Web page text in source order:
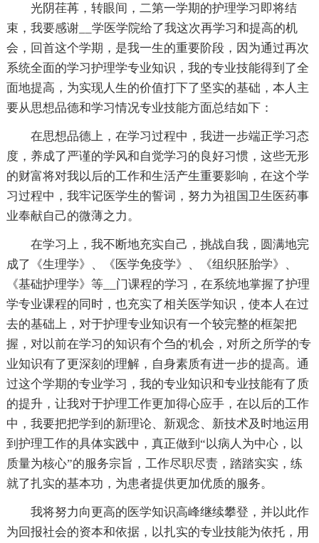
光阴荏苒，转眼间，二第一学期的护理学习即将结
束，我要感谢__学医学院给了我这次再学习和提高的机
会，回首这个学期，是我一生的重要阶段，因为通过再次
系统全面的学习护理学专业知识，我的专业技能得到了全
面地提高，为实现人生的价值打下了坚实的基础，本人主
要从思想品德和学习情况专业技能方面总结如下：
在思想品德上，在学习过程中，我进一步端正学习态
度，养成了严谨的学风和自觉学习的良好习惯，这些无形
的财富将对我以后的工作和生活产生重要影响，在这个学
习过程中，我牢记医学生的誓词，努力为祖国卫生医药事
业奉献自己的微薄之力。
在学习上，我不断地充实自己，挑战自我，圆满地完
成了《生理学》、《医学免疫学》、《组织胚胎学》、
《基础护理学》等__门课程的学习，在系统地掌握了护理
学专业课程的同时，也充实了相关医学知识，使本人在过
去的基础上，对于护理专业知识有一个较完整的框架把
握，对以前在学习的知识有个刍的'机会，对所之所学的专
业知识有了更深刻的理解，自身素质有进一步的提高。通
过这个学期的专业学习，我的专业知识和专业技能有了质
的提升，让我对于护理工作更加得心应手，在以后的工作
中，我要把把学到的新理论、新观念、新技术及时地运用
到护理工作的具体实践中，真正做到“以病人为中心，以
质量为核心”的服务宗旨，工作尽职尽责，踏踏实实，练
就了扎实的基本功，为患者提供更加优质的服务。
我将努力向更高的医学知识高峰继续攀登，并以此作
为回报社会的资本和依据，以扎实的专业技能为依托，用